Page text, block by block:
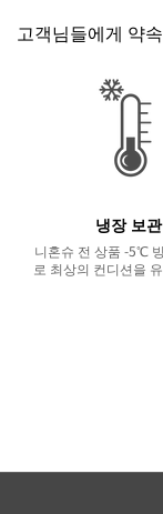
고객님들에게 약
냉장 보관
니혼슈 전 상품 -5℃
로 최상의 컨디션을